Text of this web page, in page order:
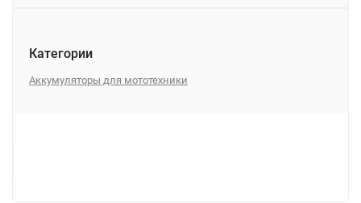
Категории
Аккумуляторы для мототехники